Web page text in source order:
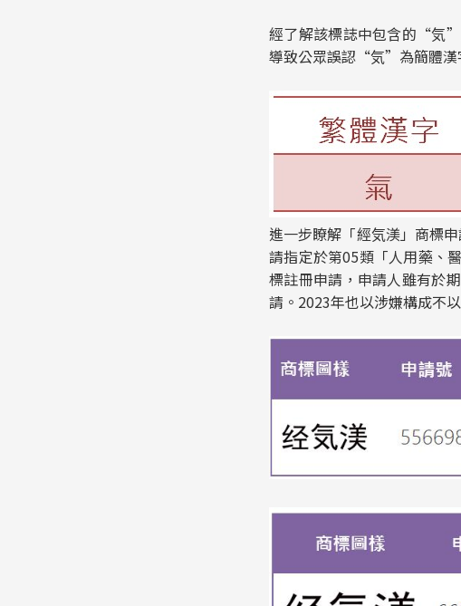
經了解該標誌中包含的“気”
導致公眾誤認“気”為簡體漢
進一步瞭解「經気渼」商標
請指定於第05類「人用藥、
標註冊申請，申請人雖有於
請。2023年也以涉嫌構成不